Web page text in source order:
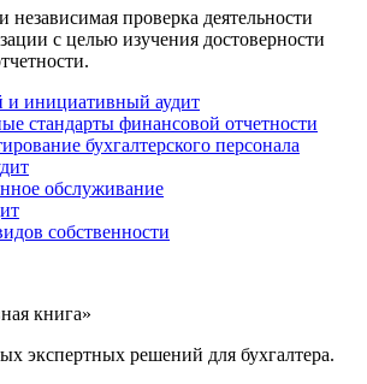
независимая проверка деятельности
с целью изучения достоверности
и инициативный аудит
стандарты финансовой отчетности
бухгалтерского персонала
обслуживание
собственности
книга»
экспертных решений для бухгалтера.